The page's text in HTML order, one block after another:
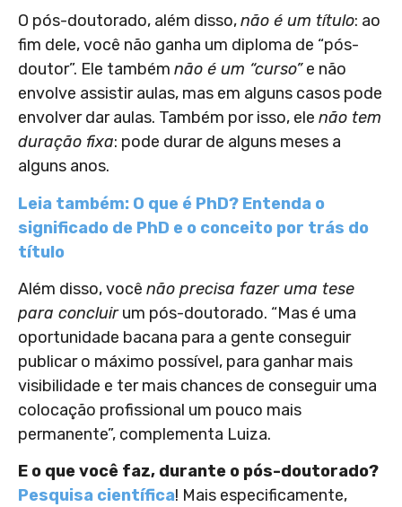
O pós-doutorado, além disso,não é um título: ao
fim dele, você não ganha um diploma de “pós-
doutor”. Ele também não é um “curso”e não
envolve assistir aulas, mas em alguns casos pode
envolver dar aulas. Também por isso, ele não tem
duração fixa: pode durar de alguns meses a
alguns anos.
Leia também: O que é PhD? Entenda o
significado de PhD e o conceito por trás do
título
Além disso, você não precisa fazer uma tese
para concluirum pós-doutorado. “Mas é uma
oportunidade bacana para a gente conseguir
publicar o máximo possível, para ganhar mais
visibilidade e ter mais chances de conseguir uma
colocação profissional um pouco mais
permanente”, complementa Luiza.
E o que você faz, durante o pós-doutorado?
Pesquisa científica! Mais especificamente,